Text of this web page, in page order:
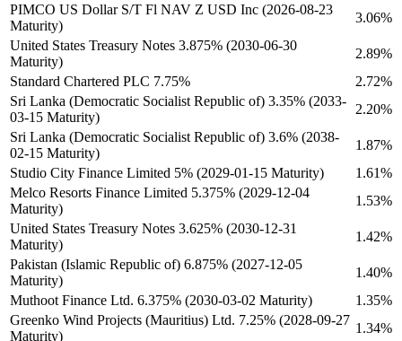
PIMCO US Dollar S/T Fl NAV Z USD Inc (2026-08-23
Maturity)
3.06%
United States Treasury Notes 3.875% (2030-06-30
Maturity)
2.89%
Standard Chartered PLC 7.75%
2.72%
Sri Lanka (Democratic Socialist Republic of) 3.35% (2033-
03-15 Maturity)
2.20%
Sri Lanka (Democratic Socialist Republic of) 3.6% (2038-
02-15 Maturity)
1.87%
Studio City Finance Limited 5% (2029-01-15 Maturity)
1.61%
Melco Resorts Finance Limited 5.375% (2029-12-04
Maturity)
1.53%
United States Treasury Notes 3.625% (2030-12-31
Maturity)
1.42%
Pakistan (Islamic Republic of) 6.875% (2027-12-05
Maturity)
1.40%
Muthoot Finance Ltd. 6.375% (2030-03-02 Maturity)
1.35%
Greenko Wind Projects (Mauritius) Ltd. 7.25% (2028-09-27
Maturity)
1.34%